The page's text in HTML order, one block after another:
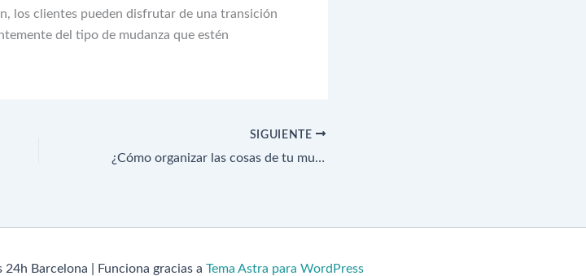
los clientes pueden disfrutar de una transición
del tipo de mudanza que estén
SIGUIENTE
¿Cómo organizar las cosas de tu mudanza en un trastero?
Barcelona | Funciona gracias a Tema Astra para WordPress